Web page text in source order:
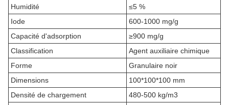
Humidité
≤5 %
Iode
600-1000 mg/g
Capacité d'adsorption
≥900 mg/g
Classification
Agent auxiliaire chimique
Forme
Granulaire noir
Dimensions
100*100*100 mm
Densité de chargement
480-500 kg/m3